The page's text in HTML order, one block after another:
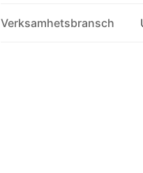
Verksamhetsbransch